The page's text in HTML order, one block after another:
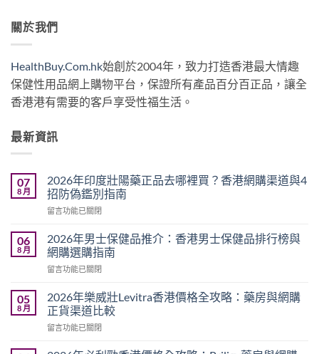
關於我們
HealthBuy.Com.hk始創於2004年，致力打造香港最大情趣
保健性用品網上購物平台，保證所有產品百分百正品，讓全
香港港有需要的客戶享受性福生活。
最新資訊
07
8 月
2026年印度壯陽藥正品去哪裡買？香港網購渠道與4
招防偽鑑別指南
在
年
印
度
壯
藥
正
去
留言功能已關閉
06
8 月
2026年男士保健品推介：香港男士保健品排行榜與
網購選購指南
在
年
男
士
保
留言功能已關閉
05
8 月
2026年樂威壯Levitra香港價格全攻略：藥房與網購
正貨渠道比較
在
年
留言功能已關閉